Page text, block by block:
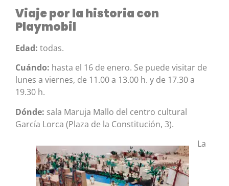
Viaje por la historia con
Playmobil
Edad: todas.
Cuándo: hasta el 16 de enero. Se puede visitar de
lunes a viernes, de 11.00 a 13.00 h. y de 17.30 a
19.30 h.
Dónde: sala Maruja Mallo del centro cultural
García Lorca (Plaza de la Constitución, 3).
La